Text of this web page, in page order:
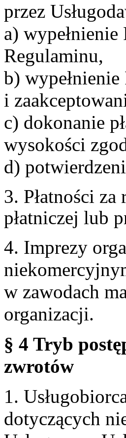
przez
a)
Regulaminu,
b) wypełnienie
i
c) dokonanie
wysokości
d)
3. Płatności
płatniczej lub
4. Imprezy
w zawodach
organizacji.
§ 4 Tryb
zwrotów
1.
dotyczących